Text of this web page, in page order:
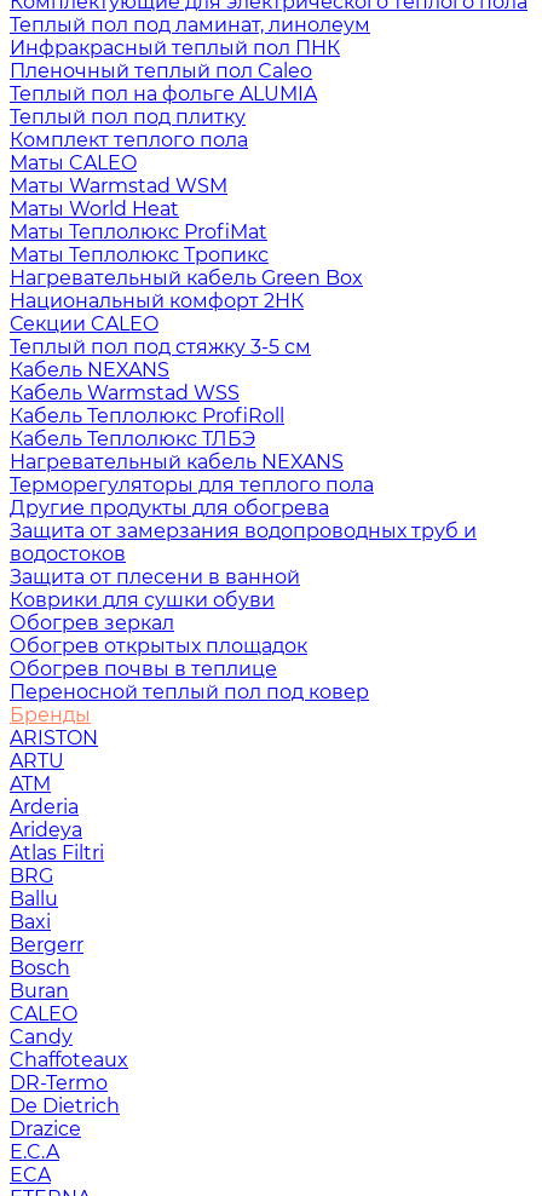
Теплый пол под ламинат, линолеум
Инфракрасный теплый пол ПНК
Пленочный теплый пол Caleo
Теплый пол на фольге ALUMIA
Теплый пол под плитку
Комплект теплого пола
Маты CALEO
Маты Warmstad WSM
Маты World Heat
Маты Теплолюкс ProfiMat
Маты Теплолюкс Тропикс
Нагревательный кабель Green Box
Национальный комфорт 2НК
Секции CALEO
Теплый пол под стяжку 3-5 см
Кабель NEXANS
Кабель Warmstad WSS
Кабель Теплолюкс ProfiRoll
Кабель Теплолюкс ТЛБЭ
Нагревательный кабель NEXANS
Терморегуляторы для теплого пола
Другие продукты для обогрева
Защита от замерзания водопроводных труб и
водостоков
Защита от плесени в ванной
Коврики для сушки обуви
Обогрев зеркал
Обогрев открытых площадок
Обогрев почвы в теплице
Переносной теплый пол под ковер
Бренды
ARISTON
ARTU
ATM
Arderia
Arideya
Atlas Filtri
BRG
Ballu
Baxi
Bergerr
Bosch
Buran
CALEO
Candy
Chaffoteaux
DR-Termo
De Dietrich
Drazice
E.C.A
ECA